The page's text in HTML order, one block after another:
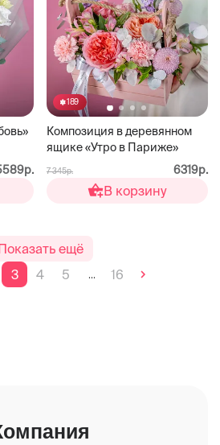
189
Композиция в деревянном
ящике «Утро в Париже»
7 345р. 6319р.
В корзину
Показать ещё
3 4 5 ... 16